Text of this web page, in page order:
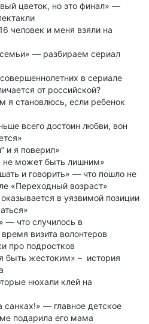
цветок, но это финал» —
человек и меня взяли на
семьи» — разбираем сериал
в сериале
от российской?
становлюсь, если ребенок
всего достоин любви, вон
и я поверил»
не может быть лишним»
и говорить» — что пошло не
«Переходный возраст»
в уязвимой позиции
— что случилось в
визита волонтеров
про подростков
быть жестоким» – история
нюхали клей на
санках!» — главное детское
подарила его мама